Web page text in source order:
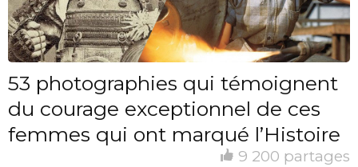
53 photographies qui témoignent
du courage exceptionnel de ces
femmes qui ont marqué l’Histoire
9 200 partages